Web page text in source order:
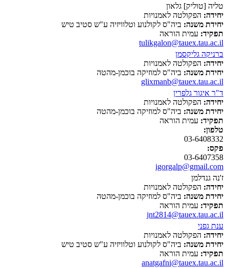
טליה [טוליק] גלאון
יחידה: הפקולטה לאמנויות
יחידת משנה: ביה"ס לקולנוע וטלוויזיה ע"ש סטיב טיש
תפקיד: עמית הוראה
tulikgalon@tauex.tau.ac.il
ברניקה גליקסמן
יחידה: הפקולטה לאמנויות
יחידת משנה: ביה"ס למוזיקה בוכמן-מהטה
glixmanb@tauex.tau.ac.il
ד"ר איגור גלפרין
יחידה: הפקולטה לאמנויות
יחידת משנה: ביה"ס למוזיקה בוכמן-מהטה
תפקיד: עמית הוראה
טלפון:
03-6408332
פקס:
03-6407358
igorgalp@gmail.com
ז'נה גנדלמן
יחידה: הפקולטה לאמנויות
יחידת משנה: ביה"ס למוזיקה בוכמן-מהטה
תפקיד: עמית הוראה
jnt2814@tauex.tau.ac.il
ענת גפני
יחידה: הפקולטה לאמנויות
יחידת משנה: ביה"ס לקולנוע וטלוויזיה ע"ש סטיב טיש
תפקיד: עמית הוראה
anatgafni@tauex.tau.ac.il